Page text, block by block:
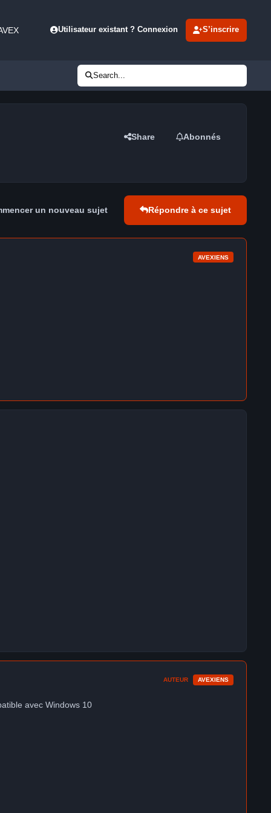
Utilisateur existant ? Connexion S’inscrire
Search...
Share Abonnés
un nouveau sujet Répondre à ce sujet
AVEXIENS
AUTEUR AVEXIENS
avec Windows 10